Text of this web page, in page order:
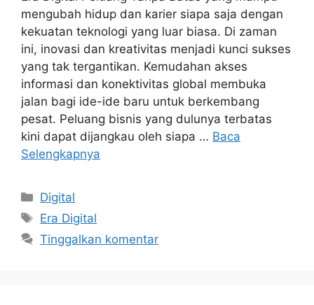
mengubah hidup dan karier siapa saja dengan
kekuatan teknologi yang luar biasa. Di zaman
ini, inovasi dan kreativitas menjadi kunci sukses
yang tak tergantikan. Kemudahan akses
informasi dan konektivitas global membuka
jalan bagi ide-ide baru untuk berkembang
pesat. Peluang bisnis yang dulunya terbatas
kini dapat dijangkau oleh siapa … Baca
Selengkapnya
Kategori
Digital
Tag
Era Digital
Tinggalkan komentar